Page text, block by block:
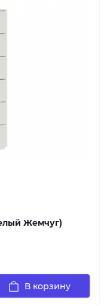
Жемчуг)
В корзину